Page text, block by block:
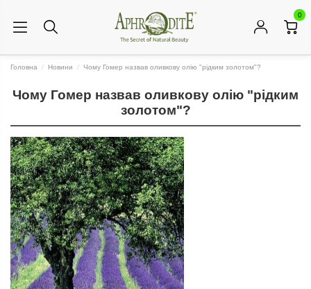
0
Головна Новини Чому Гомер назвав оливкову олію "рідким золотом"?
Чому Гомер назвав оливкову олію "рідким
золотом"?